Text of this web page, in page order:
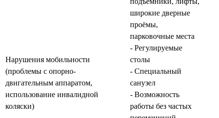
Нарушения мобильности
(проблемы с опорно-
двигательным аппаратом,
использование инвалидной
коляски)
широкие дверные
проёмы,
парковочные места
- Регулируемые
столы
- Специальный
санузел
- Возможность
работы без частых